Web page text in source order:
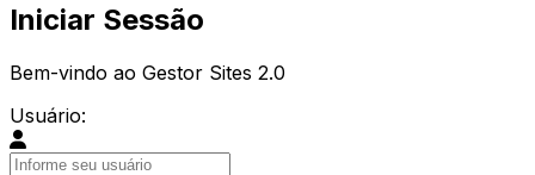
Iniciar Sessão
Bem-vindo ao Gestor Sites 2.0
Usuário: